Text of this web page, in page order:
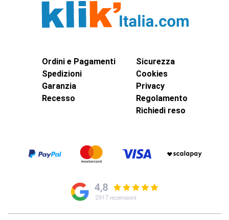
Ordini e Pagamenti
Spedizioni
Garanzia
Recesso
Sicurezza
Cookies
Privacy
Regolamento
Richiedi reso